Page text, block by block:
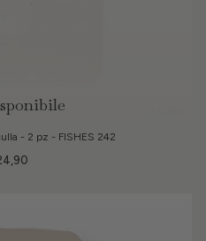
- 2 pz - FISHES 242